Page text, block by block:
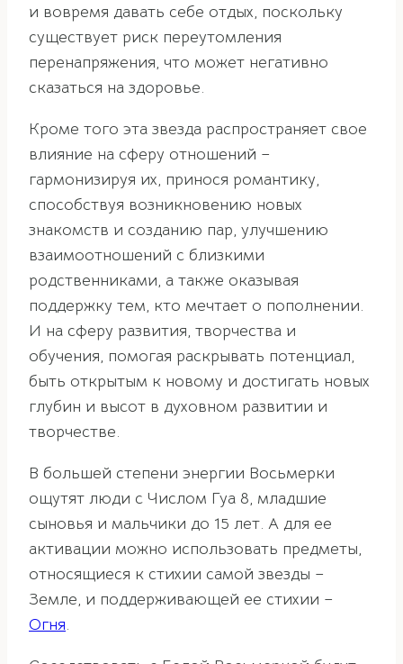
и вовремя давать себе отдых, поскольку
существует риск переутомления
перенапряжения, что может негативно
сказаться на здоровье.
Кроме того эта звезда распространяет свое
влияние на сферу отношений –
гармонизируя их, принося романтику,
способствуя возникновению новых
знакомств и созданию пар, улучшению
взаимоотношений с близкими
родственниками, а также оказывая
поддержку тем, кто мечтает о пополнении.
И на сферу развития, творчества и
обучения, помогая раскрывать потенциал,
быть открытым к новому и достигать новых
глубин и высот в духовном развитии и
творчестве.
В большей степени энергии Восьмерки
ощутят люди с Числом Гуа 8, младшие
сыновья и мальчики до 15 лет. А для ее
активации можно использовать предметы,
относящиеся к стихии самой звезды –
Земле, и поддерживающей ее стихии –
Огня.